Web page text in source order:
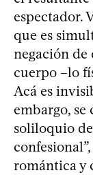
espectador.
que es
negación de
cuerpo –lo
Acá es
embargo,
soliloquio
romántica y